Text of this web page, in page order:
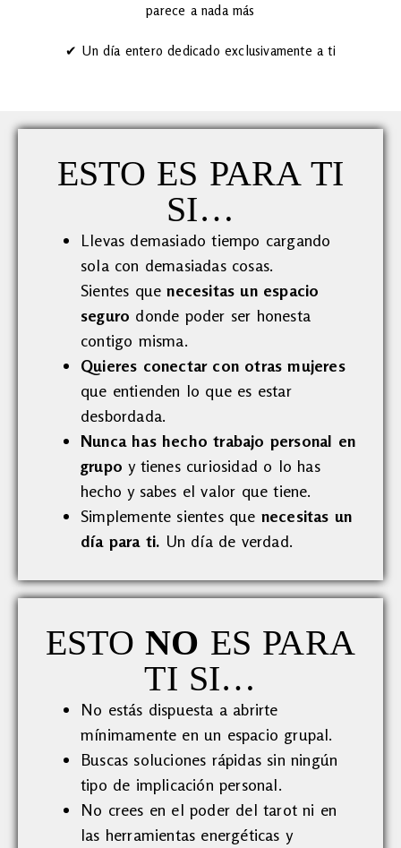
parece a nada más
✔ Un día entero dedicado exclusivamente a ti
ESTO ES PARA TI
SI…
Llevas demasiado tiempo cargando
sola con demasiadas cosas.
Sientes quenecesitas un espacio
seguro donde poder ser honesta
contigo misma.
Quieres conectar con otras mujeres
que entienden lo que es estar
desbordada.
Nunca has hecho trabajo personal en
grupo y tienes curiosidad o lo has
hecho y sabes el valor que tiene.
Simplemente sientes que necesitas un
día para ti. Un día de verdad.
ESTO NO ES PARA
TI SI…
No estás dispuesta a abrirte
mínimamente en un espacio grupal.
Buscas soluciones rápidas sin ningún
tipo de implicación personal.
No crees en el poder del tarot ni en
las herramientas energéticas y